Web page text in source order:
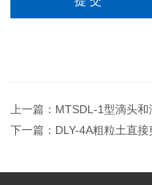
上一篇： MTSDL-1型滴头
下一篇： DLY-4A粗粒土直